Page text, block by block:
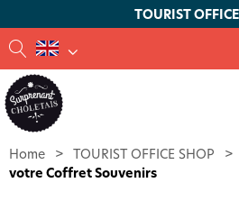
TOURIST
Home > TOURIST OFFICE SHOP >
votre Coffret Souvenirs